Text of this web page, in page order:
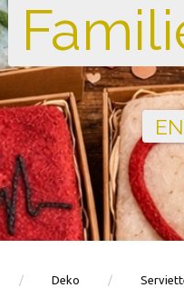
Ballons ·
Deko